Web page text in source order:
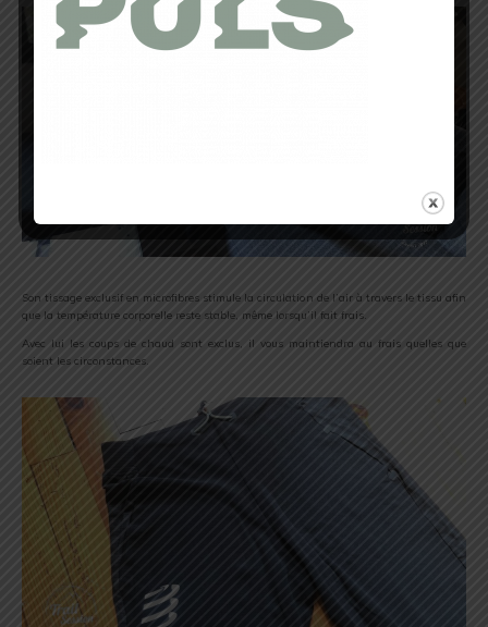
Son tissage exclusif en microfibres stimule la circulation de l’air à travers le tissu afin
que la température corporelle reste stable, même lorsqu’il fait frais.
Avec lui les coups de chaud sont exclus, il vous maintiendra au frais quelles que
soient les circonstances.